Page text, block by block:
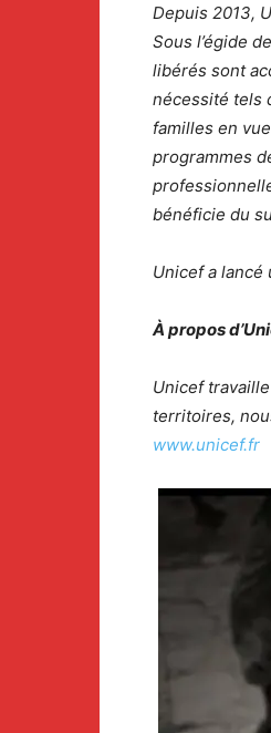
Depuis 2013,
Sous l’égide
libérés sont
nécessité tels
familles en
programmes
bénéficie du
Unicef a lancé
À propos
Unicef
territoires,
www.unicef.fr